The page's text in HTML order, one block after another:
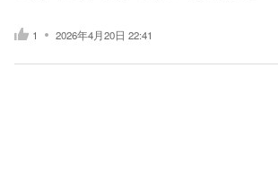
1 2026年4月20日 22:41